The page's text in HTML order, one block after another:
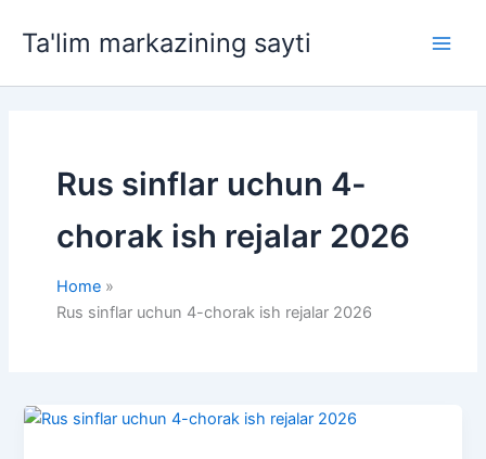
Ta'lim markazining sayti
Rus sinflar uchun 4-
chorak ish rejalar 2026
Home
Rus sinflar uchun 4-chorak ish rejalar 2026